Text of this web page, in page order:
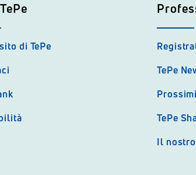
di TePe
TePe
TePe
Il